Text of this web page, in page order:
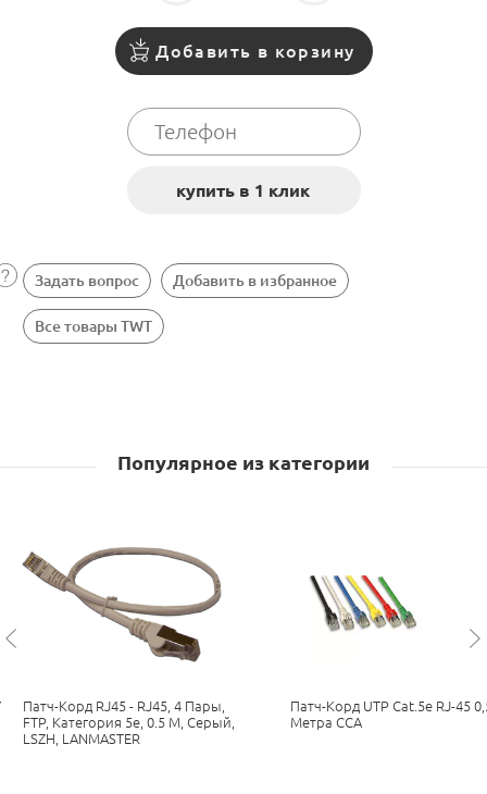
Добавить в корзину
Задать вопрос Добавить в избранное
Все товары TWT
Популярное из категории
Патч-Корд RJ45 - RJ45, 4 Пары,
FTP, Категория 5е, 0.5 М, Серый,
LSZH, LANMASTER
Патч-Корд UTP Cat.5e RJ-45
Метра CCA